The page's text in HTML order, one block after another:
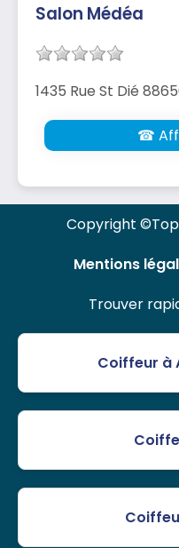
Salon Médéa
1435 Rue St Dié
☎
Copyright
Mentions
Trouver
Coiffeur à